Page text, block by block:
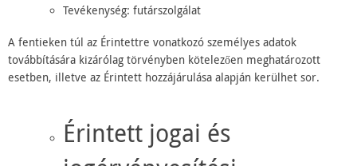
Tevékenység: futárszolgálat
A fentieken túl az Érintettre vonatkozó személyes adatok
továbbítására kizárólag törvényben kötelezően meghatározott
esetben, illetve az Érintett hozzájárulása alapján kerülhet sor.
Érintett jogai és